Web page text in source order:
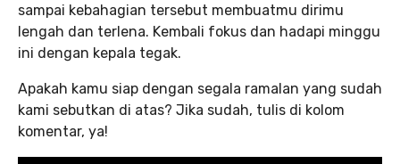
sampai kebahagian tersebut membuatmu dirimu
lengah dan terlena. Kembali fokus dan hadapi minggu
ini dengan kepala tegak.
Apakah kamu siap dengan segala ramalan yang sudah
kami sebutkan di atas? Jika sudah, tulis di kolom
komentar, ya!